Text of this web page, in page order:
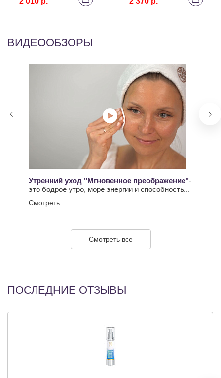
ВИДЕООБЗОРЫ
Утренний уход "Мгновенное преображение"-
это бодрое утро, море энергии и способность...
Смотреть
Смотреть все
ПОСЛЕДНИЕ ОТЗЫВЫ